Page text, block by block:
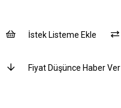
İstek Listeme Ekle
Fiyat Düşünce Haber Ver